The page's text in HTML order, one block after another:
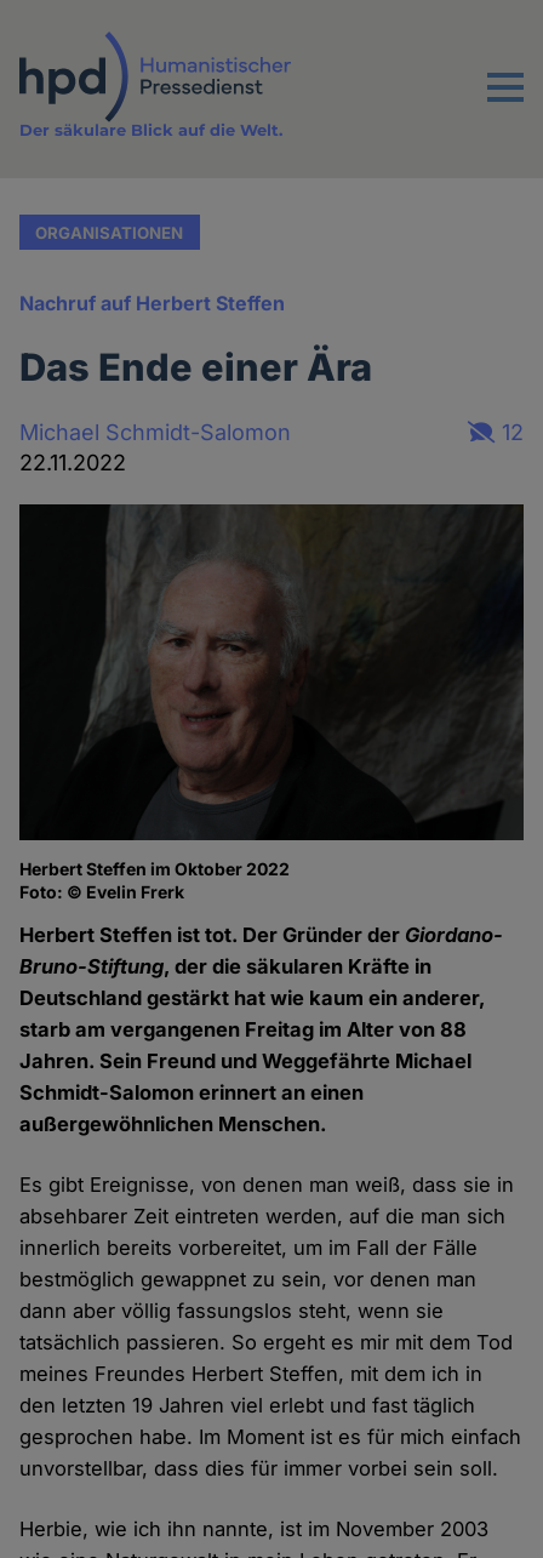
Inhalt
Menu
Der säkulare Blick auf die Welt.
ORGANISATIONEN
Nachruf auf Herbert Steffen
Das Ende einer Ära
Michael Schmidt-Salomon
22.11.2022
12
Herbert Steffen im Oktober 2022
Foto: © Evelin Frerk
Herbert Steffen ist tot. Der Gründer der Giordano-
Bruno-Stiftung, der die säkularen Kräfte in
Deutschland gestärkt hat wie kaum ein anderer,
starb am vergangenen Freitag im Alter von 88
Jahren. Sein Freund und Weggefährte Michael
Schmidt-Salomon erinnert an einen
außergewöhnlichen Menschen.
Es gibt Ereignisse, von denen man weiß, dass sie in
absehbarer Zeit eintreten werden, auf die man sich
innerlich bereits vorbereitet, um im Fall der Fälle
bestmöglich gewappnet zu sein, vor denen man
dann aber völlig fassungslos steht, wenn sie
tatsächlich passieren. So ergeht es mir mit dem Tod
meines Freundes Herbert Steffen, mit dem ich in
den letzten 19 Jahren viel erlebt und fast täglich
gesprochen habe. Im Moment ist es für mich einfach
unvorstellbar, dass dies für immer vorbei sein soll.
Herbie, wie ich ihn nannte, ist im November 2003